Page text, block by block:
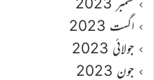
اگست 2023
جولائی 2023
جون 2023